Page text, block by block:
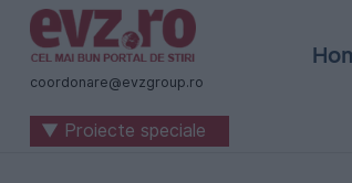
Știri
naționale
internaționale
coordonare@evzgroup.ro
▼ Proiecte speciale